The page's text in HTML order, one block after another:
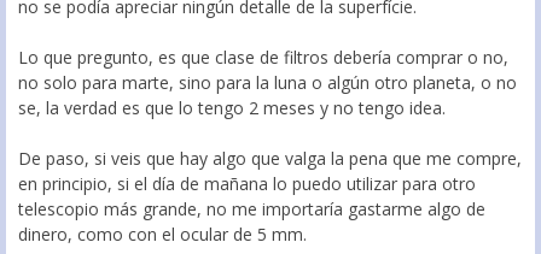
no se podía apreciar ningún detalle de la superfície.
Lo que pregunto, es que clase de filtros debería comprar o no,
no solo para marte, sino para la luna o algún otro planeta, o no
se, la verdad es que lo tengo 2 meses y no tengo idea.
De paso, si veis que hay algo que valga la pena que me compre,
en principio, si el día de mañana lo puedo utilizar para otro
telescopio más grande, no me importaría gastarme algo de
dinero, como con el ocular de 5 mm.